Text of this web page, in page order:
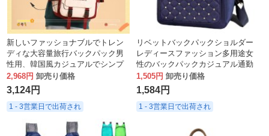
新しいファッショナブルでトレン
ディな大容量旅行バックパック男
性用、韓国風カジュアルでシンプ
ルな女性用中学生ランドセル
2,968円 卸売り価格
3,124円
1 - 3営業日で出荷され
リベットバックパックショルダー
レディースファッション多用途女
性のバックパックカジュアル通勤
大容量スクールバッグバッグ
1,505円 卸売り価格
1,584円
1 - 3営業日で出荷され